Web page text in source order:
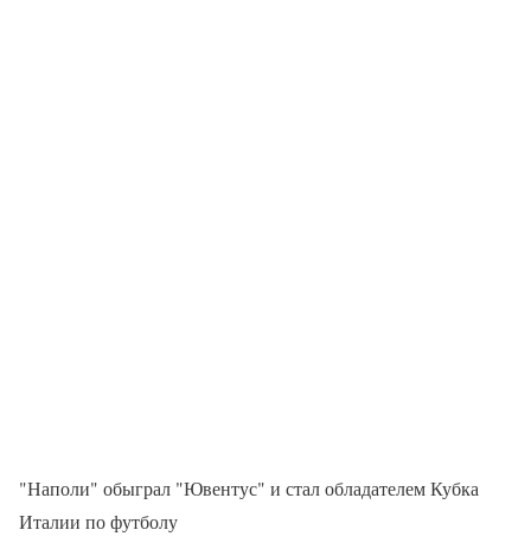
"Наполи" обыграл "Ювентус" и стал обладателем Кубка
Италии по футболу